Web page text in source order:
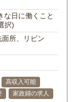
な日に働くこと
択)
所、リビン
高収入可能
家政婦の求人